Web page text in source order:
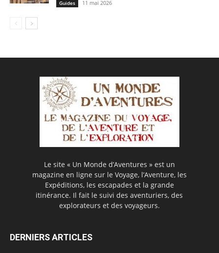
Guides 11 mai 2026
Le site « Un Monde d’Aventures » est un
magazine en ligne sur le Voyage, l’Aventure, les
Expéditions, les escapades et la grande
itinérance. Il fait le suivi des aventuriers, des
explorateurs et des voyageurs.
DERNIERS ARTICLES